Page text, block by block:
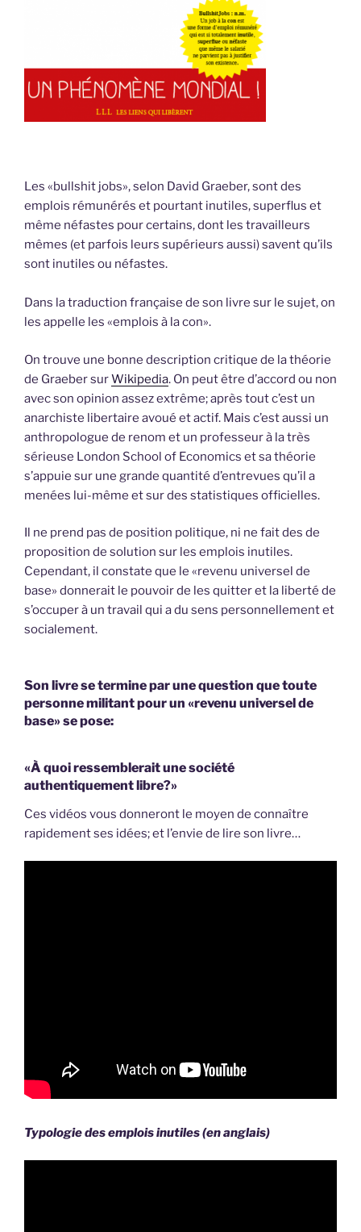
Les «bullshit jobs», selon David Graeber, sont des
emplois rémunérés et pourtant inutiles, superflus et
même néfastes pour certains, dont les travailleurs
mêmes (et parfois leurs supérieurs aussi) savent qu’ils
sont inutiles ou néfastes.
Dans la traduction française de son livre sur le sujet, on
les appelle les «emplois à la con».
On trouve une bonne description critique de la théorie
de Graeber surWikipedia. On peut être d’accord ou non
avec son opinion assez extrême; après tout c’est un
anarchiste libertaire avoué et actif. Mais c’est aussi un
anthropologue de renom et un professeur à la très
sérieuse London School of Economics et sa théorie
s’appuie sur une grande quantité d’entrevues qu’il a
menées lui-même et sur des statistiques officielles.
Il ne prend pas de position politique, ni ne fait des de
proposition de solution sur les emplois inutiles.
Cependant, il constate que le «revenu universel de
base» donnerait le pouvoir de les quitter et la liberté de
s’occuper à un travail qui a du sens personnellement et
socialement.
Son livre se termine par une question que toute
personne militant pour un «revenu universel de
base» se pose:
«À quoi ressemblerait une société
authentiquement libre?»
Ces vidéos vous donneront le moyen de connaître
rapidement ses idées; et l’envie de lire son livre…
Typologie des emplois inutiles (en anglais)